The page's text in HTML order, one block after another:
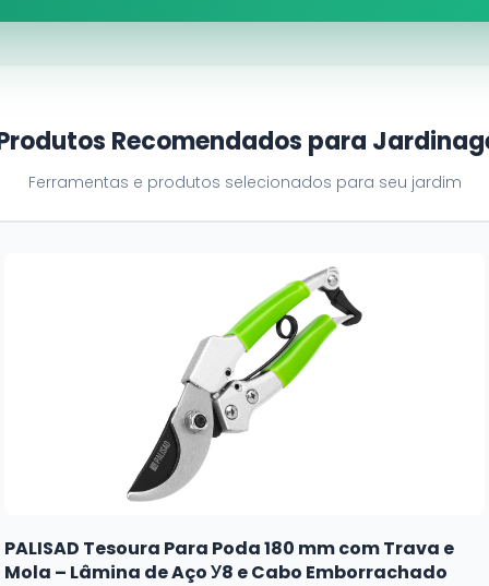
Recomendados para
Ferramentas e produtos selecionados para seu jardim
PALISAD Tesoura Para Poda 180 mm com Trava e
Mola – Lâmina de Aço У8 e Cabo Emborrachado